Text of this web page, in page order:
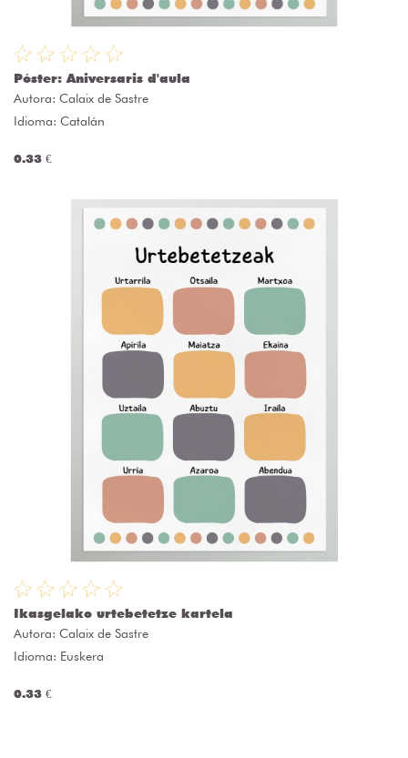
Póster: Aniversaris d'aula
Autora: Calaix de Sastre
Idioma: Catalán
0.33 €
Ikasgelako urtebetetze kartela
Autora: Calaix de Sastre
Idioma: Euskera
0.33 €